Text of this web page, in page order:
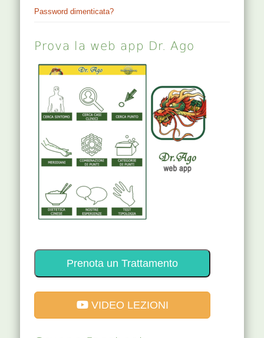
Password dimenticata?
Prova la web app Dr. Ago
Prenota un Trattamento
VIDEO LEZIONI